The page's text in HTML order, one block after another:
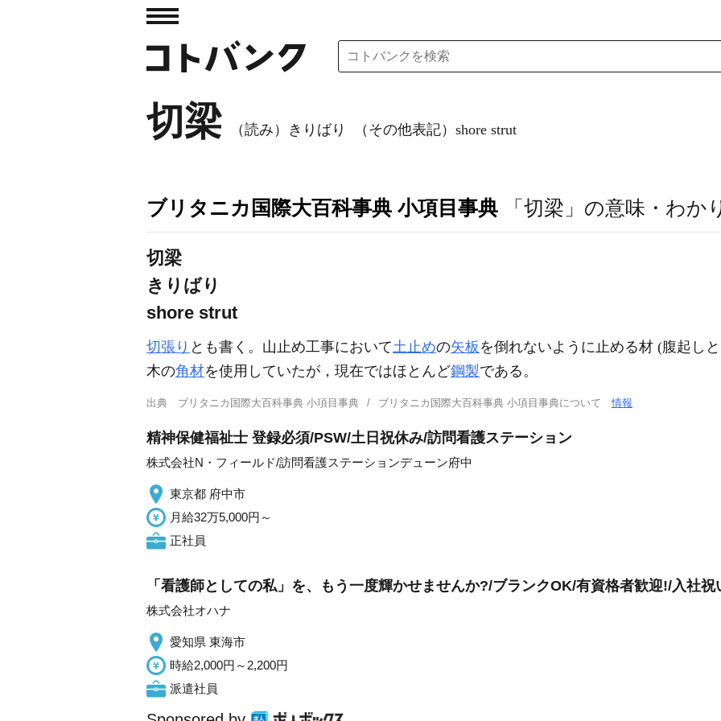
切梁 （読み）きりばり （その他表記）shore strut
ブリタニカ国際大百科事典 小項目事典 「切梁」の意味・わか
切梁
きりばり
shore strut
切張り とも書く。山止め工事において土止めの矢板 を倒れないように止める材 (腹起し
木の角材を使用していたが，現在ではほとんど鋼製である。
出典 ブリタニカ国際大百科事典 小項目事典 ブリタニカ国際大百科事典 小項目事典について情報
精神保健福祉士 登録必須/PSW/土日祝休み/訪問看護ステーション
株式会社N・フィールド/訪問看護ステーションデューン府中
東京都 府中市
月給32万5,000円～
正社員
「看護師としての私」を、もう一度輝かせませんか?/ブランクOK/有資格者歓迎!/入社祝
株式会社オハナ
愛知県 東海市
時給2,000円～2,200円
派遣社員